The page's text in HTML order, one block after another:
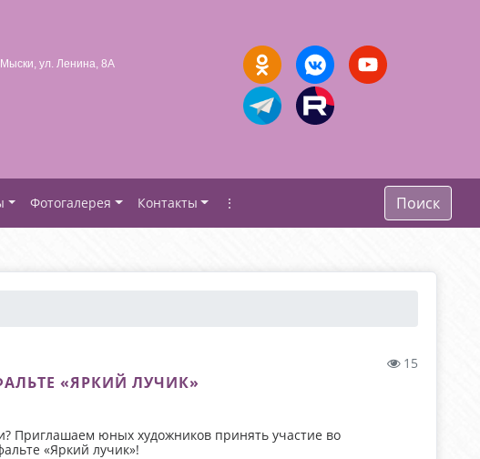
ул. Ленина, 8А
Фотогалерея Контакты ⋮ Поиск
15
«ЯРКИЙ ЛУЧИК»
Приглашаем юных художников принять участие во
«Яркий лучик»!